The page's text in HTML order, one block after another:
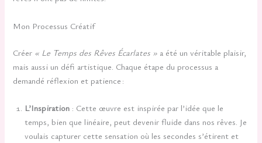
Mon Processus Créatif
Créer « Le Temps des Rêves Écarlates » a été un véritable plaisir,
mais aussi un défi artistique. Chaque étape du processus a
demandé réflexion et patience :
L’Inspiration : Cette œuvre est inspirée par l’idée que le
temps, bien que linéaire, peut devenir fluide dans nos rêves. Je
voulais capturer cette sensation où les secondes s’étirent et